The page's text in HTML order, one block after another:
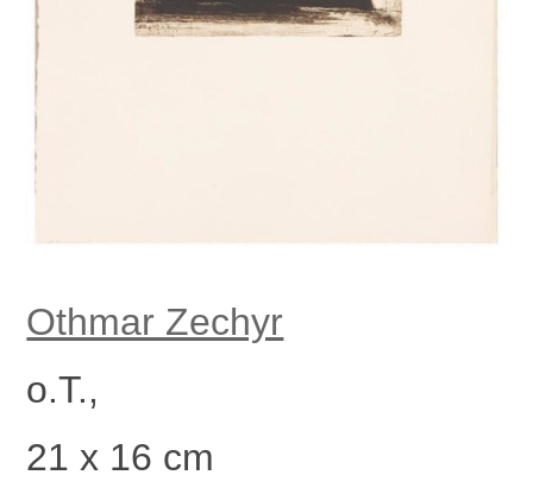
Othmar Zechyr
o.T.,
21 x 16 cm